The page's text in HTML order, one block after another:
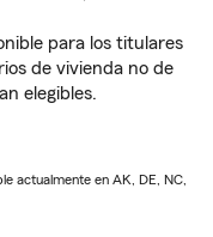
para los titulares
de vivienda no de
elegibles.
actualmente en AK, DE, NC,